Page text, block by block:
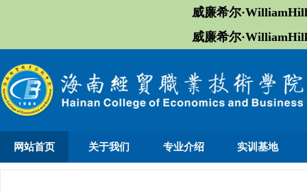
威廉希尔
威廉希尔
网站首页 关于我们 专业介绍 实训基地